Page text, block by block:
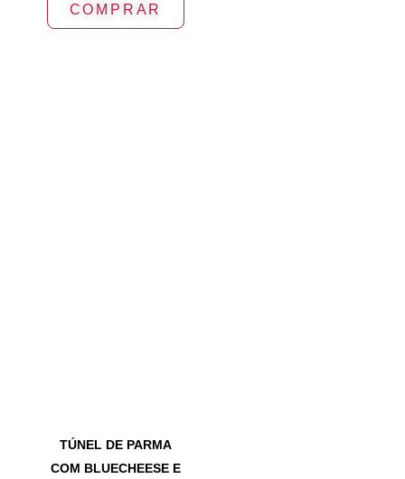
COMPRAR
TÚNEL DE PARMA
COM BLUECHEESE E